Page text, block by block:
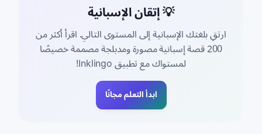
💡 إتقان الإسبانية
ارتقِ بلغتك الإسبانية إلى المستوى التالي. اقرأ أكثر من
200 قصة إسبانية مصورة ومدبلجة مصممة خصيصًا
لمستواك مع تطبيق Inklingo!
ابدأ التعلم مجانًا